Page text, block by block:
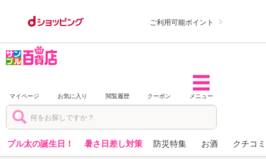
ご利用可能ポイント
マイページ お気に入り 閲覧履歴 クーポン メニュー
プル太の誕生日！ 暑さ日差し対策 防災特集 お酒 クチコ